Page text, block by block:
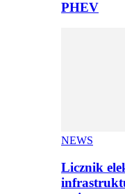
PHEV
NEWS
Licznik